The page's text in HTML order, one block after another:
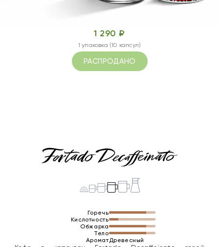
1 290 ₽
1 упаковка (10 капсул)
РАСПРОДАНО
Горечь
Кислотность
Обжарка
Тело
Аромат Древесный